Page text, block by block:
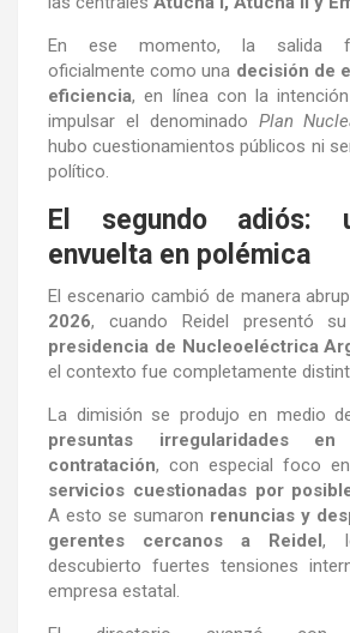
En ese momento, la salida
oficialmente como una decisión de
eficiencia, en línea con la
impulsar el denominado Plan
hubo cuestionamientos públicos ni
político.
El segundo adiós:
envuelta en polémica
El escenario cambió de manera
2026, cuando Reidel presentó su
presidencia de Nucleoeléctrica
el contexto fue completamente
La dimisión se produjo en medio
presuntas irregularidades
contratación, con especial foco en
servicios cuestionadas por
A esto se sumaron renuncias y
gerentes cercanos a Reidel,
descubierto fuertes tensiones
empresa estatal.